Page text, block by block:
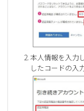
本人情報を入力
したコードの入